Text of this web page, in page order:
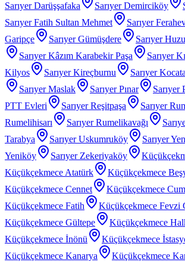
Sarıyer Darüşşafaka
Sarıyer Demirciköy
Sarıyer Fatih Sultan Mehmet
Sarıyer
Garipçe
Sarıyer Gümüşdere Sarıyer
Sarıyer Kâzım Karabekir Paşa
Sarıyer
Kilyos
Sarıyer Kireçburnu Sarıyer
Sarıyer Maslak
Sarıyer Pınar Sarıyer
PTT Evleri
Sarıyer Reşitpaşa Sarıyer
Rumelihisarı
Sarıyer Rumelikavağı
Tarabya
Sarıyer Uskumruköy Sarıyer
Yeniköy
Sarıyer Zekeriyaköy
Küçükçekmece Atatürk
Küçükçekmece
Küçükçekmece Cennet
Küçükçekmece
Küçükçekmece Fatih
Küçükçekmece Fevzi
Küçükçekmece Gültepe
Küçükçekmece
Küçükçekmece İnönü
Küçükçekmece
Küçükçekmece Kanarya
Küçükçekmece